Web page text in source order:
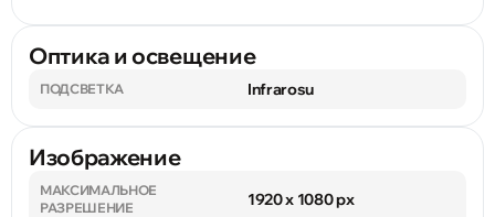
Оптика и освещение
ПОДСВЕТКА Infrarosu
Изображение
МАКСИМАЛЬНОЕ
РАЗРЕШЕНИЕ
1920 x 1080 px